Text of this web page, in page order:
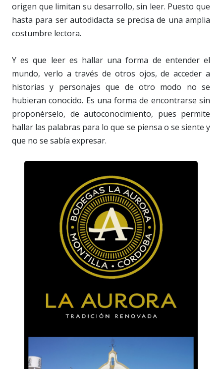
origen que limitan su desarrollo, sin leer. Puesto que
hasta para ser autodidacta se precisa de una amplia
costumbre lectora.
Y es que leer es hallar una forma de entender el
mundo, verlo a través de otros ojos, de acceder a
historias y personajes que de otro modo no se
hubieran conocido. Es una forma de encontrarse sin
proponérselo, de autoconocimiento, pues permite
hallar las palabras para lo que se piensa o se siente y
que no se sabía expresar.